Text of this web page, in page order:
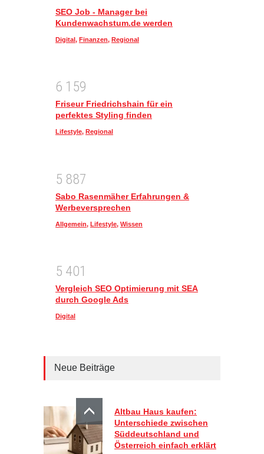
SEO Job - Manager bei
Kundenwachstum.de werden
Digital, Finanzen, Regional
6 1 59
Friseur Friedrichshain für ein
perfektes Styling finden
Lifestyle, Regional
5 887
Sabo Rasenmäher Erfahrungen &
Werbeversprechen
Allgemein, Lifestyle, Wissen
5 401
Vergleich SEO Optimierung mit SEA
durch Google Ads
Digital
Neue Beiträge
Altbau Haus kaufen:
Unterschiede zwischen
Süddeutschland und
Österreich einfach erklärt